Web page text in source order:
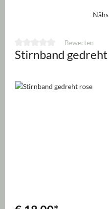
Durchschnittliche Bewertung
Bewerten
Stirnband
Bildergalerie überspringen